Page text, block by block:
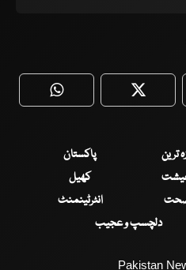
WhatsApp Twitter
ترین
پاکستان
کھیل
انٹرٹینمنٹ
دلچسپ و عجیب
Pakistan